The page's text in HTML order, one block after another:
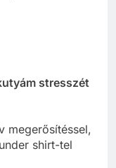
stresszét
megerősítéssel,
shirt-tel